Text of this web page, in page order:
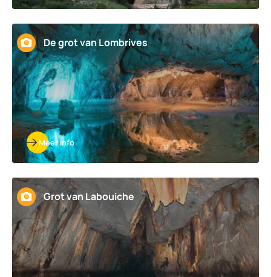
De grot van Lombrives
Meer info
Grot van Labouiche